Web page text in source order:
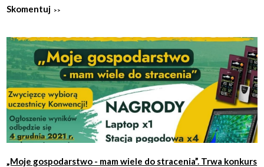
Skomentuj
„Moje gospodarstwo - mam wiele do stracenia”. Trwa konkurs